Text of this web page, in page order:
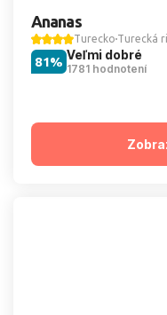
Ananas
Turecko Turecká
Veľmi dobré
1781 hodnotení
81%